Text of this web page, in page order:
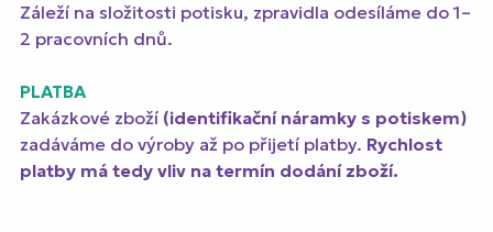
Záleží na složitosti potisku, zpravidla odesíláme do 1–
2 pracovních dnů.
PLATBA
Zakázkové zboží (identifikační náramky s potiskem)
zadáváme do výroby až po přijetí platby. Rychlost
platby má tedy vliv na termín dodání zboží.